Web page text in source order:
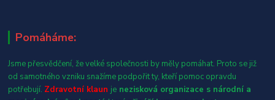
Pomáháme:
Jsme přesvědčení, že velké společnosti by měly pomáhat. Proto se již
od samotného vzniku snažíme podpořit ty, kteří pomoc opravdu
potřebují. Zdravotní klaun je nezisková organizace s národní a